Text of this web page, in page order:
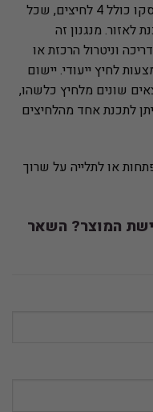
השלט החד כיווני בן 4 הערוצים של ריסקו כולל 4 לחיצים, שכל
לאזור. מנגנון זה
וניטרול הרכזת או
לחיץ ייעודי. יישום
שונים מלחיץ כלשהו,
לתכנת אחד מהלחיצים
או לתלייה על שרוך
המוצר? השאר